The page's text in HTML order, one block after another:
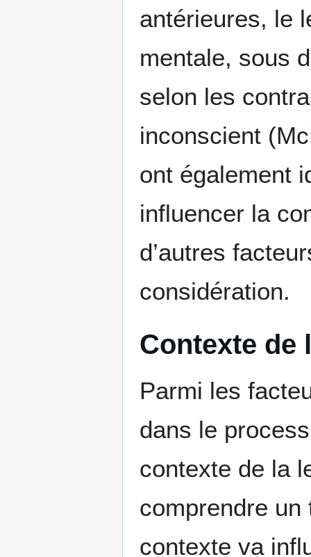
antérieures, le
mentale, sous
selon les
inconscient
ont également
influencer la
d’autres
considération.
Contexte de
Parmi les
dans le
contexte de la
comprendre un
contexte va